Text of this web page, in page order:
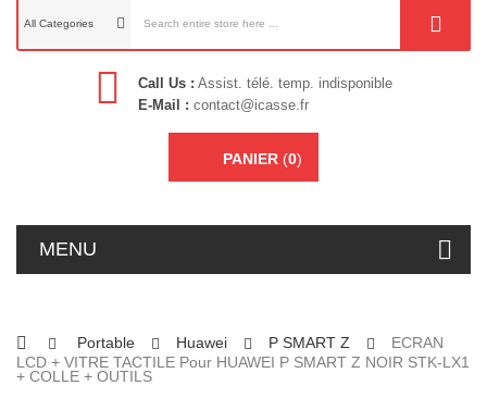
All Categories
Call Us : Assist. télé. temp. indisponible
E-Mail : contact@icasse.fr
PANIER (0)
MENU
Portable Huawei P SMART Z
ECRAN
LCD + VITRE TACTILE Pour HUAWEI P SMART Z NOIR STK-LX1
+ COLLE + OUTILS